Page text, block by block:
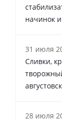
начинок
31 июля
Сливки,
28 июля